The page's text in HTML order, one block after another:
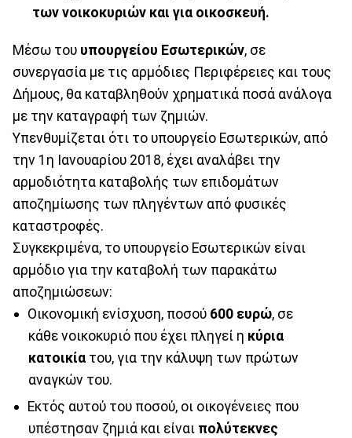
των νοικοκυριών και για οικοσκευή.
Μέσω του υπουργείου Εσωτερικών, σε
συνεργασία με τις αρμόδιες Περιφέρειες και τους
Δήμους, θα καταβληθούν χρηματικά ποσά ανάλογα
με την καταγραφή των ζημιών.
Υπενθυμίζεται ότι το υπουργείο Εσωτερικών, από
την 1η Ιανουαρίου 2018, έχει αναλάβει την
αρμοδιότητα καταβολής των επιδομάτων
αποζημίωσης των πληγέντων από φυσικές
καταστροφές.
Συγκεκριμένα, το υπουργείο Εσωτερικών είναι
αρμόδιο για την καταβολή των παρακάτω
αποζημιώσεων:
Οικονομική ενίσχυση, ποσού 600 ευρώ, σε
κάθε νοικοκυριό που έχει πληγεί η κύρια
κατοικίατου, για την κάλυψη των πρώτων
αναγκών του.
Εκτός αυτού του ποσού, οι οικογένειες που
υπέστησαν ζημιά και είναι πολύτεκνες